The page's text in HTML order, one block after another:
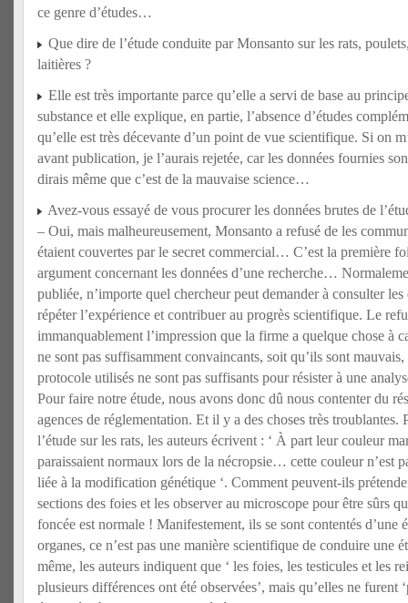
ce genre d’études…
Que dire de l’étude conduite par Monsanto sur les rats,
laitières ?
Elle est très importante parce qu’elle a servi de base au
substance et elle explique, en partie, l’absence d’études
qu’elle est très décevante d’un point de vue scientifique. Si on
avant publication, je l’aurais rejetée, car les données fournies
dirais même que c’est de la mauvaise science…
Avez-vous essayé de vous procurer les données brutes de
– Oui, mais malheureusement, Monsanto a refusé de les
étaient couvertes par le secret commercial… C’est la première
argument concernant les données d’une recherche…
publiée, n’importe quel chercheur peut demander à consulter
répéter l’expérience et contribuer au progrès scientifique. Le
immanquablement l’impression que la firme a quelque chose à
ne sont pas suffisamment convaincants, soit qu’ils sont
protocole utilisés ne sont pas suffisants pour résister à une
Pour faire notre étude, nous avons donc dû nous contenter du
agences de réglementation. Et il y a des choses très troublantes.
l’étude sur les rats, les auteurs écrivent : ‘ À part leur couleur
paraissaient normaux lors de la nécropsie… cette couleur n’est
liée à la modification génétique ‘. Comment peuvent-ils
sections des foies et les observer au microscope pour être sûrs
foncée est normale ! Manifestement, ils se sont contentés d’une
organes, ce n’est pas une manière scientifique de conduire une
même, les auteurs indiquent que ‘ les foies, les testicules et les
plusieurs différences ont été observées’, mais qu’elles ne furent